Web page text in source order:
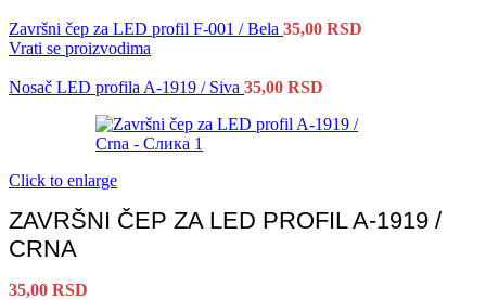
Završni čep za LED profil F-001 / Bela 35,00 RSD
Vrati se proizvodima
Nosač LED profila A-1919 / Siva 35,00 RSD
Click to enlarge
ZAVRŠNI ČEP ZA LED PROFIL A-1919 /
CRNA
35,00 RSD